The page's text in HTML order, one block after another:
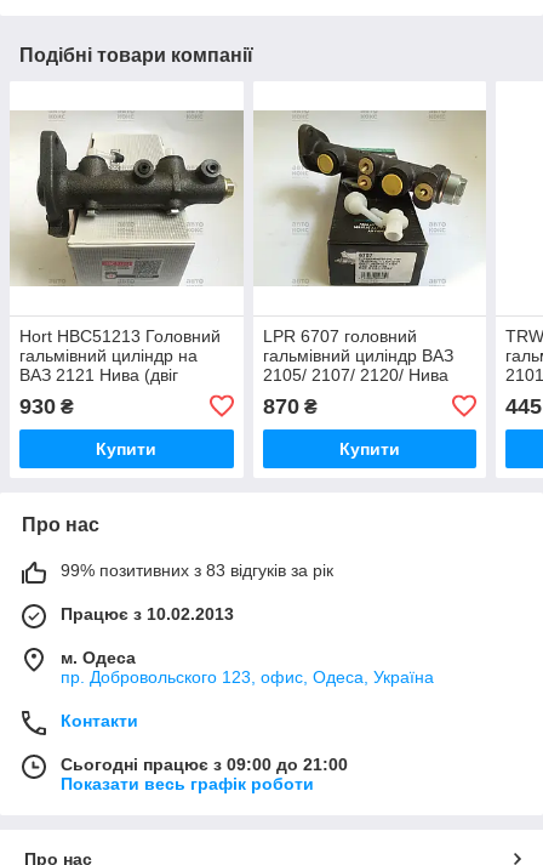
Подібні товари компанії
Hort HBC51213 Головний
гальмівний циліндр на
ВАЗ 2121 Нива (двіг
930 ₴
Купити
LPR 6707 головний
гальмівний циліндр ВАЗ
2105/ 2107/ 2120/ Нива
870₴
Купити
445
Про нас
99% позитивних з 83 відгуків за рік
Працює з 10.02.2013
м. Одеса
пр. Добровольского 123, офис, Одеса, Україна
Контакти
Сьогодні працює з 09:00 до 21:00
Показати весь графік роботи
Про нас